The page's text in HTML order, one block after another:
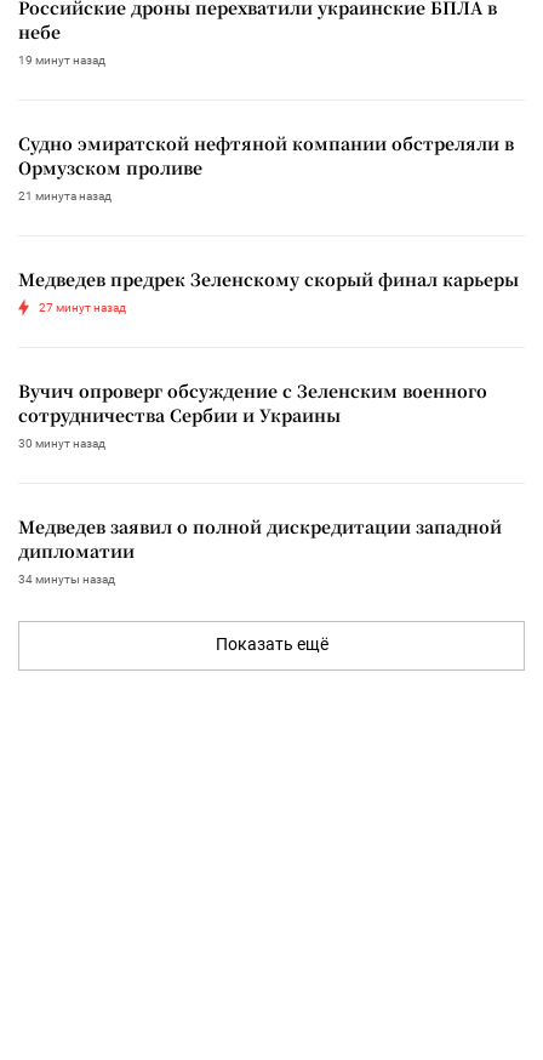
Российские дроны перехватили украинские БПЛА в
небе
19 минут назад
Судно эмиратской нефтяной компании обстреляли в
Ормузском проливе
21 минута назад
Медведев предрек Зеленскому скорый финал карьеры
27 минут назад
Вучич опроверг обсуждение с Зеленским военного
сотрудничества Сербии и Украины
30 минут назад
Медведев заявил о полной дискредитации западной
дипломатии
34 минуты назад
Показать ещё